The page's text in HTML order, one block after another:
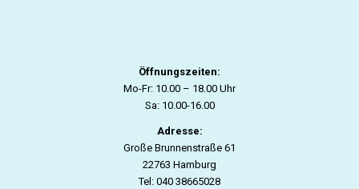
Öffnungszeiten:
Mo-Fr: 10.00 – 18.00 Uhr
Sa: 10.00-16.00
Adresse:
Große Brunnenstraße 61
22763 Hamburg
Tel: 040 38665028